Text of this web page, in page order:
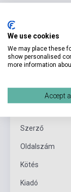
Szerző
Oldalszám
Kötés
Kiadó
We use cookies
We may place these
show personalised
more information
Accept